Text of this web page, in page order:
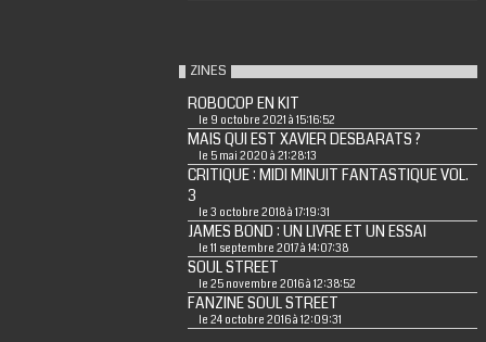
ZINES
ROBOCOP EN KIT
le 9 octobre 2021 à 15:16:52
MAIS QUI EST XAVIER DESBARATS ?
le 5 mai 2020 à 21:28:13
CRITIQUE : MIDI MINUIT FANTASTIQUE VOL.
3
le 3 octobre 2018 à 17:19:31
JAMES BOND : UN LIVRE ET UN ESSAI
le 11 septembre 2017 à 14:07:38
SOUL STREET
le 25 novembre 2016 à 12:38:52
FANZINE SOUL STREET
le 24 octobre 2016 à 12:09:31